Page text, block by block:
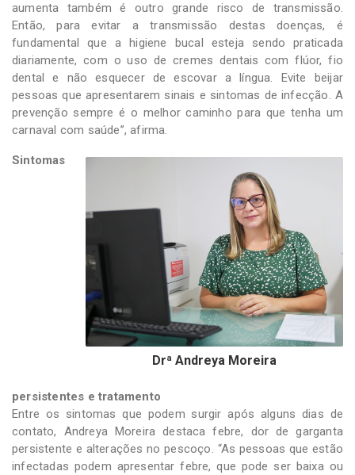
aumenta também é outro grande risco de transmissão.
Então, para evitar a transmissão destas doenças, é
fundamental que a higiene bucal esteja sendo praticada
diariamente, com o uso de cremes dentais com flúor, fio
dental e não esquecer de escovar a língua. Evite beijar
pessoas que apresentarem sinais e sintomas de infecção. A
prevenção sempre é o melhor caminho para que tenha um
carnaval com saúde”, afirma.
Drª Andreya Moreira
Sintomas
persistentes e tratamento
Entre os sintomas que podem surgir após alguns dias de
contato, Andreya Moreira destaca febre, dor de garganta
persistente e alterações no pescoço. “As pessoas que estão
infectadas podem apresentar febre, que pode ser baixa ou